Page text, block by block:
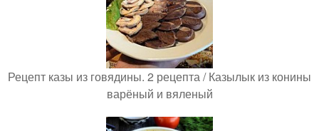
Рецепт казы из говядины. 2 рецепта / Казылык из конины
варёный и вяленый